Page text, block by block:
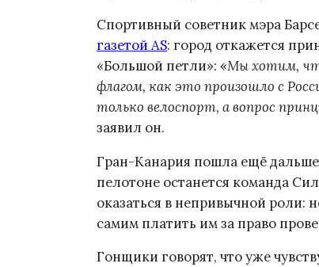
Спортивный советник мэра
газетой AS: город откажется
«Большой петли»: «Мы хотим,
флагом, как это произошло с
только велоспорт, а вопрос
заявил он.
Гран-Канария пошла ещё
пелотоне останется команда
оказаться в непривычной роли:
самим платить им за право
Гонщики говорят, что уже